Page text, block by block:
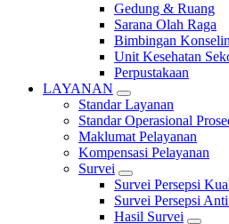
Gedung & Ruang
Sarana Olah Raga
Bimbingan
Unit Kesehatan
Perpustakaan
LAYANAN
Standar Layanan
Standar Operasional
Maklumat Pelayanan
Kompensasi Pelayanan
Survei
Survei Persepsi
Survei Persepsi
Hasil Survei